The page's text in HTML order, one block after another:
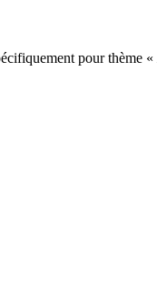
pour thème «